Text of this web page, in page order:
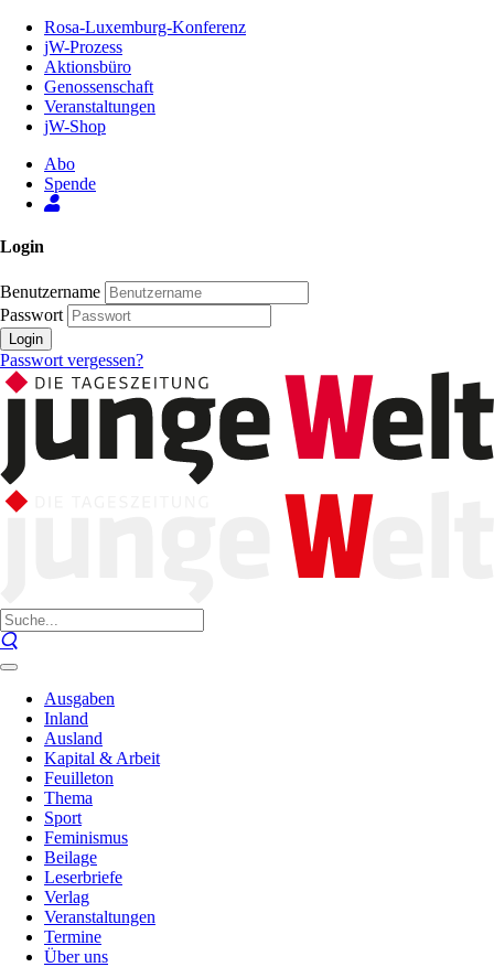
Inhalt
Seite
Rosa-Luxemburg-Konferenz
jW-Prozess
Aktionsbüro
Genossenschaft
Veranstaltungen
jW-Shop
Abo
Spende
Login
Benutzername
Passwort
Login
Passwort vergessen?
Ausgaben
Inland
Ausland
Kapital & Arbeit
Feuilleton
Thema
Sport
Feminismus
Beilage
Leserbriefe
Verlag
Veranstaltungen
Termine
Über uns